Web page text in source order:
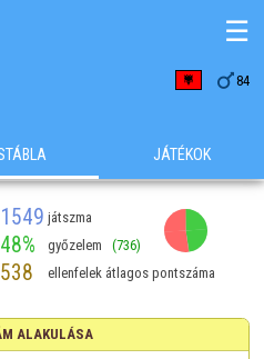
84
☰
JÁTÉKOK
1549 játszma
48% győzelem (736)
538 ellenfelek átlagos pontszáma
ALAKULÁSA